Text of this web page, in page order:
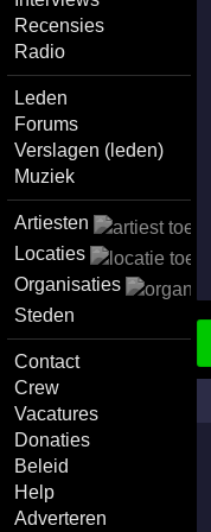
Recensies
Radio
Leden
Forums
Verslagen (leden)
Muziek
Artiesten
Locaties
Organisaties
Steden
Contact
Crew
Vacatures
Donaties
Beleid
Help
Adverteren